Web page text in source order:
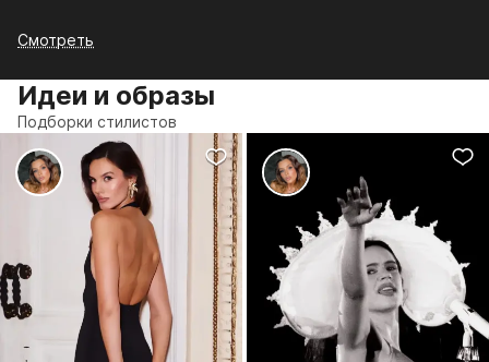
Смотреть
Идеи и образы
Подборки стилистов